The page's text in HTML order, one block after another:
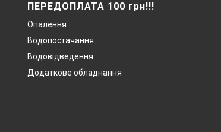
ПЕРЕДОПЛАТА 100 грн!!!
Опалення
Водопостачання
Водовідведення
Додаткове обладнання